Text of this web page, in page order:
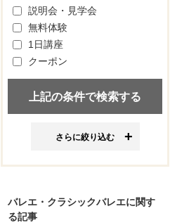
説明会・見学会
無料体験
1日講座
クーポン
さらに絞り込む
バレエ・クラシックバレエに関す
る記事